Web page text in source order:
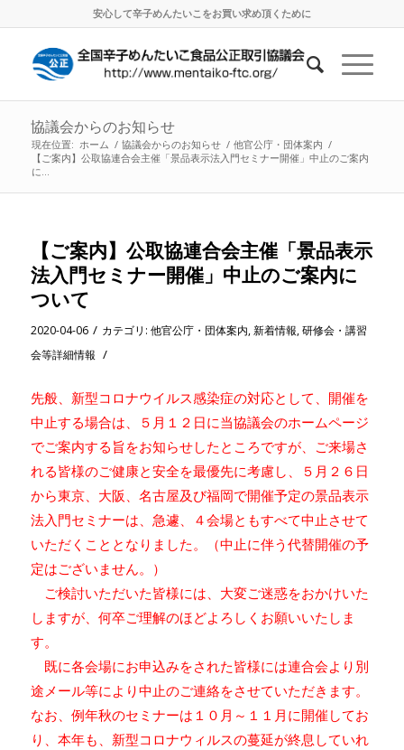
安心して辛子めんたいこをお買い求め頂くために
協議会からのお知らせ
現在位置: ホーム / 協議会からのお知らせ / 他官公庁・団体案内 /
【ご案内】公取協連合会主催「景品表示法入門セミナー開催」中止のご案内
に...
【ご案内】公取協連合会主催「景品表示
法入門セミナー開催」中止のご案内に
ついて
2020-04-06 / カテゴリ: 他官公庁・団体案内,新着情報,研修会・講習
会等詳細情報 /
先般、新型コロナウイルス感染症の対応として、開催を
中止する場合は、５月１２日に当協議会のホームページ
でご案内する旨をお知らせしたところですが、ご来場さ
れる皆様のご健康と安全を最優先に考慮し、５月２６日
から東京、大阪、名古屋及び福岡で開催予定の景品表示
法入門セミナーは、急遽、４会場ともすべて中止させて
いただくこととなりました。（中止に伴う代替開催の予
定はございません。）
ご検討いただいた皆様には、大変ご迷惑をおかけいた
しますが、何卒ご理解のほどよろしくお願いいたしま
す。
既に各会場にお申込みをされた皆様には連合会より別
途メール等により中止のご連絡をさせていただきます。
なお、例年秋のセミナーは１０月～１１月に開催してお
り、本年も、新型コロナウィルスの蔓延が終息していれ